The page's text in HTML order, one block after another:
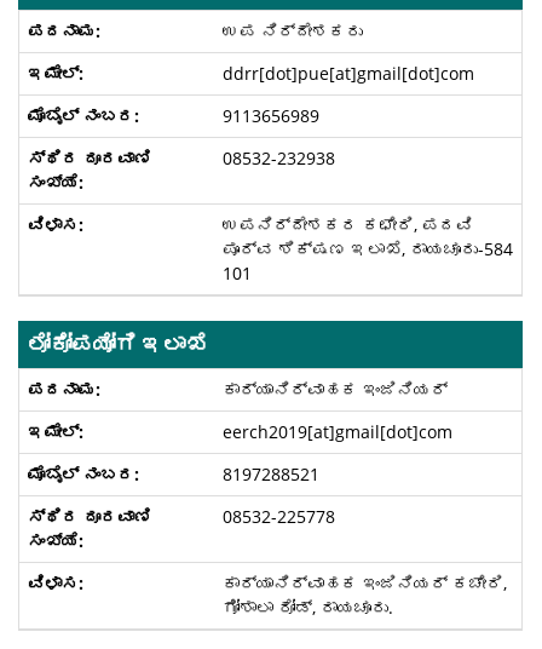
ಉಪ ನಿರ್ದೇಶಕರು
ddrr[dot]pue[at]gmail[dot]com
9113656989
08532-232938
ಉಪನಿರ್ದೇಶಕರ ಕಛೇರಿ, ಪದವಿ
ಪೂರ್ವ ಶಿಕ್ಷಣ ಇಲಾಖೆ, ರಾಯಚೂರು-584
101
ಲೋಕೋಪಯೋಗಿ ಇಲಾಖೆ
ಕಾರ್ಯಾನಿರ್ವಾಹಕ ಇಂಜಿನಿಯರ್
eerch2019[at]gmail[dot]com
8197288521
08532-225778
ಕಾರ್ಯಾನಿರ್ವಾಹಕ ಇಂಜಿನಿಯರ್ ಕಚೇರಿ,
ಗೋಶಾಲಾ ರೋಡ್, ರಾಯಚೂರು.